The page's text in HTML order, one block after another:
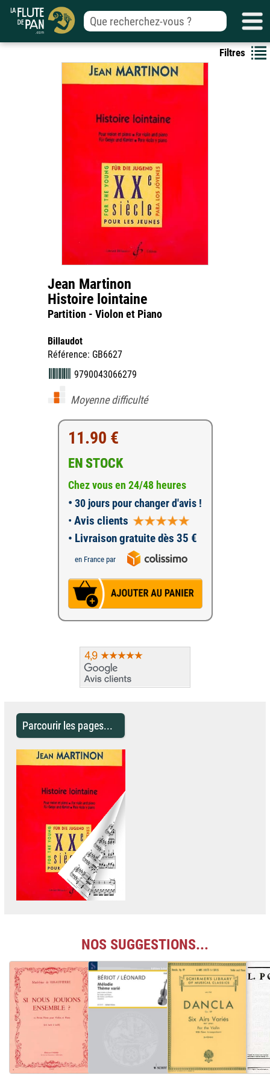
Filtres
Jean Martinon
Histoire lointaine
Partition - Violon et Piano
Billaudot
Référence: GB6627
9790043066279
Moyenne difficulté
11.90 €
EN STOCK
Chez vous en 24/48 heures
• 30 jours pour changer d'avis !
• Avis clients
• Livraison gratuite dès 35 €
en France par
Parcourir les pages...
NOS SUGGESTIONS...